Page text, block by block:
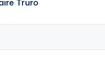
Truro